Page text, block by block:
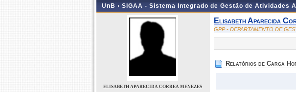
UnB › SIGAA - Sistema Integrado de Gestão de Atividades
ELISABETH APARECIDA CORREA MENEZES
Elisabeth Aparecida
GPP - DEPARTAMENTO DE
Relatórios de Carga